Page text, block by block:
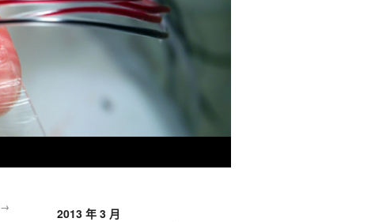
→ 2013 年 3 月